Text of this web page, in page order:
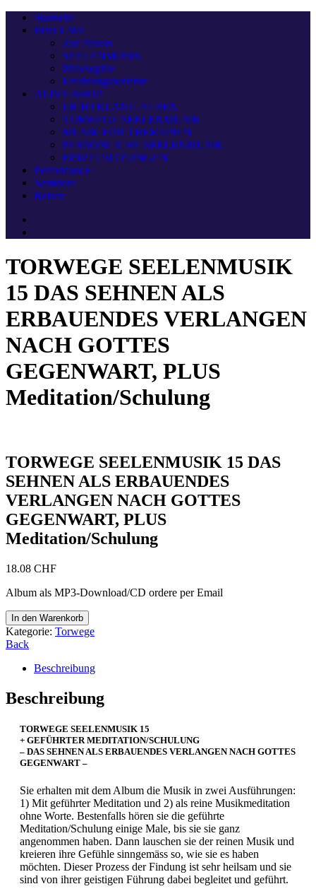
Startseite
Peter UWE
Zur Person
SEELENMUSIK
Philosophie
Erfahrungsberichte
ALIVE-SHOP
LICHTKLANG ALBEN
TORWEGE SEELENMUSIK
MUSIK FÜR THERAPIEN
PERSÖNLICHE SEELENMUSIK
EINZELSITZUNGEN
Performance
Seminare
Reisen
TORWEGE SEELENMUSIK
15 DAS SEHNEN ALS
ERBAUENDES VERLANGEN
NACH GOTTES
GEGENWART, PLUS
Meditation/Schulung
TORWEGE SEELENMUSIK 15 DAS
SEHNEN ALS ERBAUENDES
VERLANGEN NACH GOTTES
GEGENWART, PLUS
Meditation/Schulung
18.08 CHF
Album als MP3-Download/CD ordere per Email
TORWEGE
SEELENMUSIK
15
SEHNEN
ERBAUENDES
VERLANGEN
GOTTES
GEGENWART,
PLUS
Meditation/Schulung
In den Warenkorb
Kategorie: Torwege
Back
Beschreibung
Beschreibung
TORWEGE SEELENMUSIK 15
+ GEFÜHRTER MEDITATION/SCHULUNG
– DAS SEHNEN ALS ERBAUENDES VERLANGEN NACH GOTTES
GEGENWART –
Sie erhalten mit dem Album die Musik in zwei Ausführungen:
1) Mit geführter Meditation und 2) als reine Musikmeditation
ohne Worte. Bestenfalls hören sie die geführte
Meditation/Schulung einige Male, bis sie sie ganz
angenommen haben. Dann lauschen sie der reinen Musik und
kreieren ihre Gefühle sinngemäss so, wie sie es haben
möchten. Dieser Prozess der Findung ist sehr heilsam und sie
sind von ihrer geistigen Führung dabei begleitet und geführt.